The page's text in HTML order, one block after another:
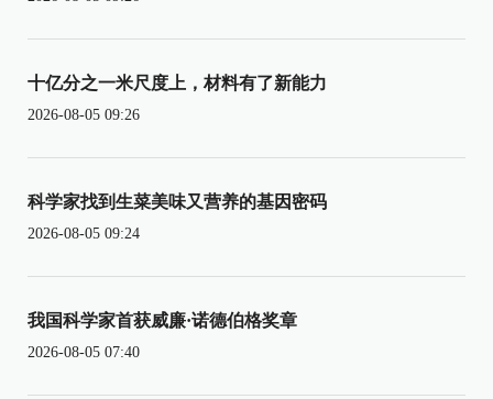
十亿分之一米尺度上，材料有了新能力
2026-08-05 09:26
科学家找到生菜美味又营养的基因密码
2026-08-05 09:24
我国科学家首获威廉·诺德伯格奖章
2026-08-05 07:40